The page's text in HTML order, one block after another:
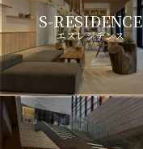
S-RESIDENCE
エスレジデンス